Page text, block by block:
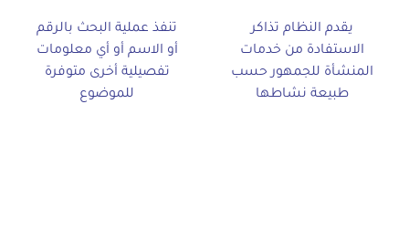
يقدم النظام تذاكر
الاستفادة من خدمات
المنشأة للجمهور حسب
طبيعة نشاطها
تنفذ عملية البحث بالرقم
أو الاسم أو أي معلومات
تفصيلية أخرى متوفرة
للموضوع